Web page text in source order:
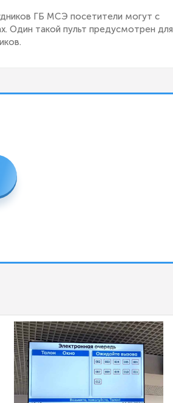
ГБ МСЭ посетители могут с
Один такой пульт предусмотрен для